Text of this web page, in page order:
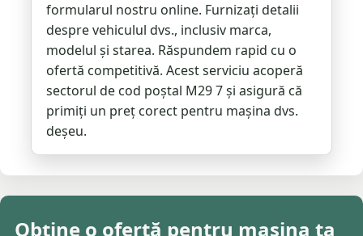
formularul nostru online. Furnizați detalii
despre vehiculul dvs., inclusiv marca,
modelul și starea. Răspundem rapid cu o
ofertă competitivă. Acest serviciu acoperă
sectorul de cod poștal M29 7 și asigură că
primiți un preț corect pentru mașina dvs.
deșeu.
Obține o ofertă pentru mașina ta